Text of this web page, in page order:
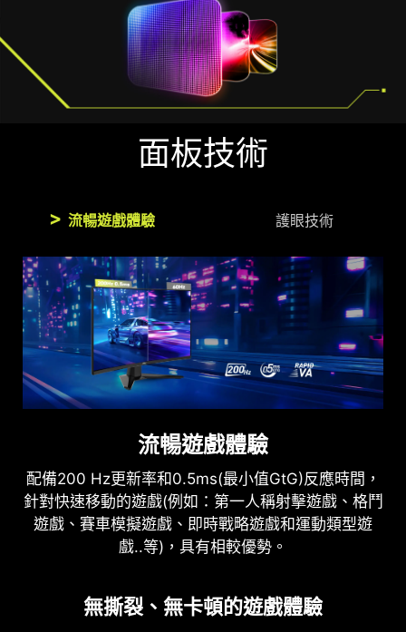
面板技術
流暢遊戲體驗 護眼技術
流暢遊戲體驗
配備200 Hz更新率和0.5ms(最小值GtG)反應時間，
針對快速移動的遊戲(例如：第一人稱射擊遊戲、格鬥
遊戲、賽車模擬遊戲、即時戰略遊戲和運動類型遊
戲..等)，具有相較優勢。
防閃爍、減藍光技術可減少閃爍並顯示較低藍光，從
而提供舒適的觀看體驗。
無撕裂、無卡頓的遊戲體驗